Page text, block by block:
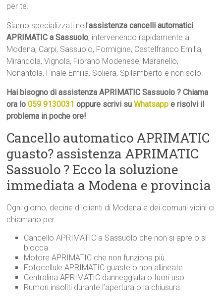
per te.
Siamo specializzati nell’assistenza cancelli automatici
APRIMATIC a Sassuolo, intervenendo rapidamente a
Modena, Carpi, Sassuolo, Formigine, Castelfranco Emilia,
Mirandola, Vignola, Fiorano Modenese, Maranello,
Nonantola, Finale Emilia, Soliera, Spilamberto e non solo.
Hai bisogno di assistenza APRIMATIC Sassuolo ? Chiama
ora lo059 9130031 oppure scrivi suWhatsapp e risolvi il
problema in poche ore!
Cancello automatico APRIMATIC
guasto? assistenza APRIMATIC
Sassuolo ? Ecco la soluzione
immediata a Modena e provincia
Ogni giorno, decine di clienti di Modena e dei comuni vicini ci
chiamano per:
Cancello APRIMATIC a Sassuolo che non si apre o si
blocca.
Motore APRIMATIC che non funziona più.
Fotocellule APRIMATIC guaste o non allineate.
Centralina APRIMATIC danneggiata o fuori uso.
Rumori insoliti durante l’apertura o la chiusura.